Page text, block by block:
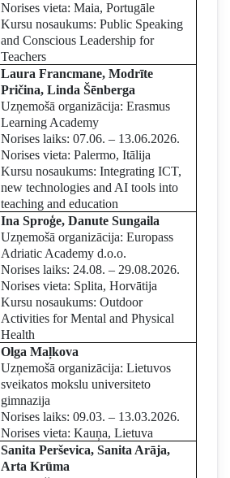
Norises vieta: Maia, Portugāle
Kursu nosaukums: Public Speaking
and Conscious Leadership for
Teachers
Laura Francmane, Modrīte
Pričina, Linda Šēnberga
Uzņemošā organizācija: Erasmus
Learning Academy
Norises laiks: 07.06. – 13.06.2026.
Norises vieta: Palermo, Itālija
Kursu nosaukums: Integrating ICT,
new technologies and AI tools into
teaching and education
Ina Sproģe, Danute Sungaila
Uzņemošā organizācija: Europass
Adriatic Academy d.o.o.
Norises laiks: 24.08. – 29.08.2026.
Norises vieta: Splita, Horvātija
Kursu nosaukums: Outdoor
Activities for Mental and Physical
Health
Olga Maļkova
Uzņemošā organizācija: Lietuvos
sveikatos mokslu universiteto
gimnazija
Norises laiks: 09.03. – 13.03.2026.
Norises vieta: Kauņa, Lietuva
Sanita Perševica, Sanita Arāja,
Arta Krūma